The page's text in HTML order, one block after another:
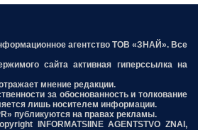
агентство ТОВ «ЗНАЙ». Все
сайта активная гиперссылка на
мнение редакции.
за обоснованность и толкование
лишь носителем информации.
публикуются на правах рекламы.
INFORMATSIINE AGENTSTVO ZNAI,